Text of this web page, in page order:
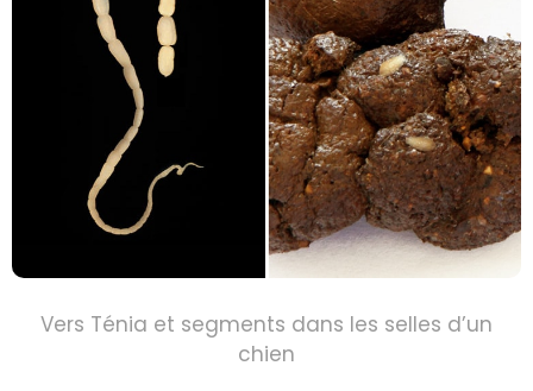
Vers Ténia et segments dans les selles d’un
chien